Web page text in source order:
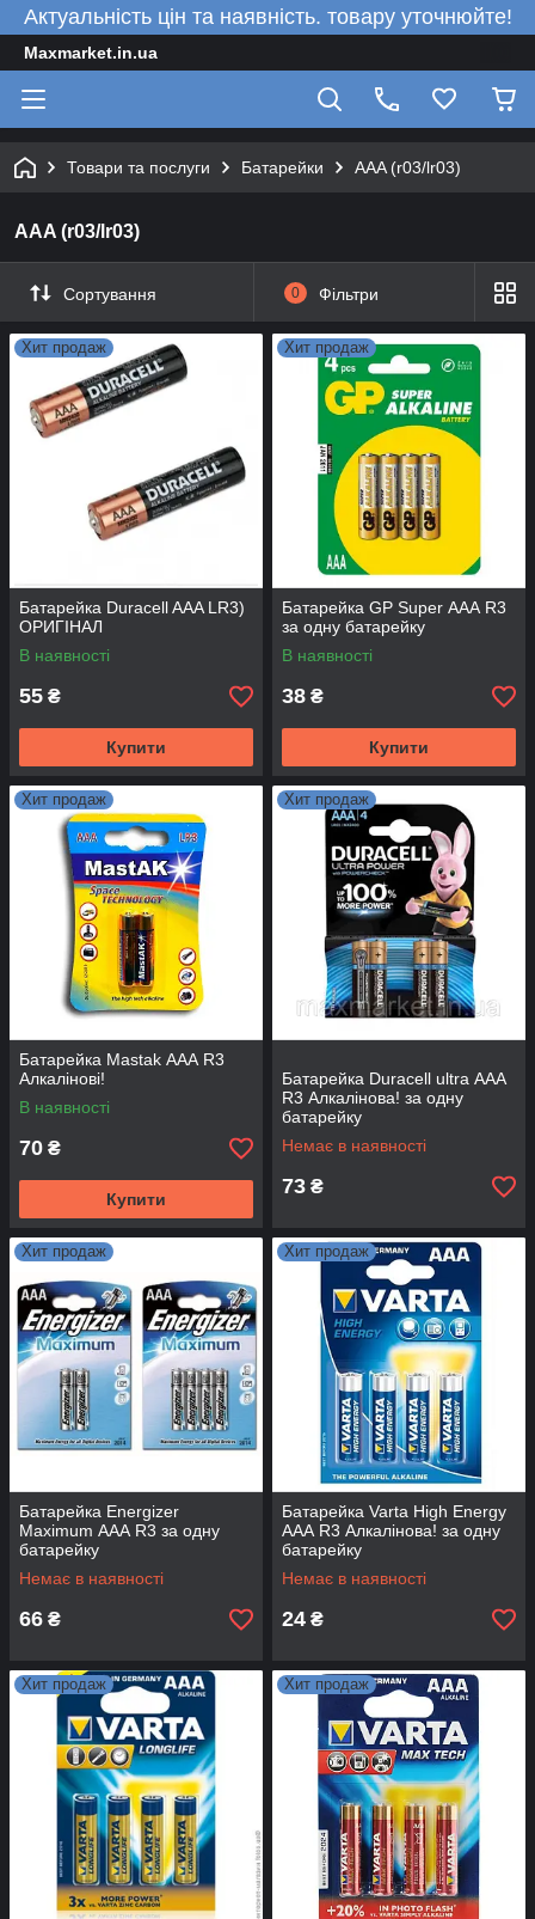
Актуальність цін та наявність. товару уточнюйте!
Maxmarket.in.ua
Товари та послуги Батарейки AAA (r03/lr03)
AAA (r03/lr03)
Сортування 0 Фільтри
Хит продаж
Батарейка Duracell AAA LR3)
ОРИГІНАЛ
В наявності
55 ₴
Купити
Хит продаж
Батарейка GP Super ААА R3
за одну батарейку
В наявності
38 ₴
Купити
Хит продаж
Батарейка Mastak ААА R3
Алкалінові!
В наявності
70 ₴
Купити
Хит продаж
Батарейка Duracell ultra ААА
R3 Алкалінова! за одну
батарейку
Немає в наявності
73 ₴
Хит продаж
Батарейка Energizer
Maximum ААА R3 за одну
батарейку
Немає в наявності
66 ₴
Хит продаж
Батарейка Varta High Energy
ААА R3 Алкалінова! за одну
батарейку
Немає в наявності
24 ₴
Хит продаж Хит продаж